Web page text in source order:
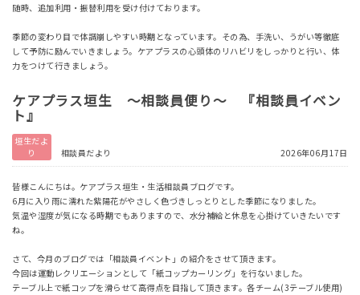
随時、追加利用・振替利用を受け付けております。
季節の変わり目で体調崩しやすい時期となっています。その為、手洗い、うがい等徹底
して予防に励んでいきましょう。ケアプラスの心頭体のリハビリをしっかりと行い、体
力をつけて行きましょう。
ケアプラス垣生 ～相談員便り～ 『相談員イベン
ト』
垣生だよ
り
相談員だより 2026年06月17日
皆様こんにちは。ケアプラス垣生・生活相談員ブログです。
6月に入り雨に濡れた紫陽花がやさしく色づきしっとりとした季節になりました。
気温や湿度が気になる時期でもありますので、水分補給と休息を心掛けていきたいです
ね。
さて、今月のブログでは「相談員イベント」の紹介をさせて頂きます。
今回は運動レクリエーションとして「紙コップカーリング」を行ないました。
テーブル上で紙コップを滑らせて高得点を目指して頂きます。各チーム(3テーブル使用)